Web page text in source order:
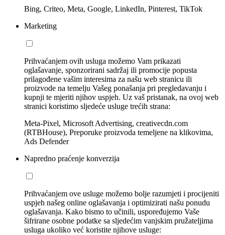
Bing, Criteo, Meta, Google, LinkedIn, Pinterest, TikTok
Marketing
Prihvaćanjem ovih usluga možemo Vam prikazati
oglašavanje, sponzorirani sadržaj ili promocije popusta
prilagođene vašim interesima za našu web stranicu ili
proizvode na temelju Vašeg ponašanja pri pregledavanju i
kupnji te mjeriti njihov uspjeh. Uz vaš pristanak, na ovoj web
stranici koristimo sljedeće usluge trećih strana:
Meta-Pixel, Microsoft Advertising, creativecdn.com
(RTBHouse), Preporuke proizvoda temeljene na klikovima,
Ads Defender
Napredno praćenje konverzija
Prihvaćanjem ove usluge možemo bolje razumjeti i procijeniti
uspjeh našeg online oglašavanja i optimizirati našu ponudu
oglašavanja. Kako bismo to učinili, uspoređujemo Vaše
šifrirane osobne podatke sa sljedećim vanjskim pružateljima
usluga ukoliko već koristite njihove usluge: